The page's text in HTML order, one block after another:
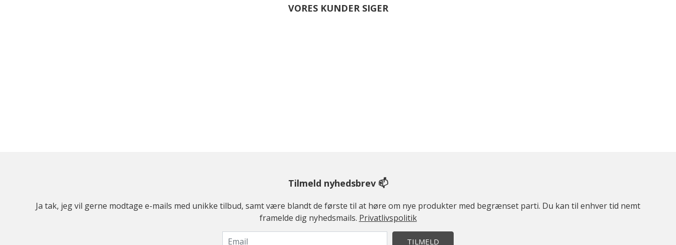
VORES KUNDER SIGER
Tilmeld nyhedsbrev 📫
Ja tak, jeg vil gerne modtage e-mails med unikke tilbud, samt være blandt de første til at høre om nye produkter med begrænset parti. Du kan til enhver tid nemt
framelde dig nyhedsmails. Privatlivspolitik
TILMELD